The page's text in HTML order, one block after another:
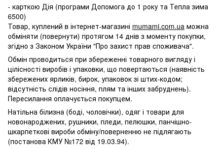
- карткою Дія (програми Допомога до 1 року та Тепла зима
6500)
Товар, куплений в інтернет-магазині mumami.com.ua можна
обміняти (повернути) протягом 14 днів з моменту покупки,
згідно з Законом України "Про захист прав споживача".
Обмін проводиться при збереженні товарного вигляду і
цілісності виробів і упаковки, що повертаються (наявність
збережених ярликів, бирок, упаковок зі штих-кодом;
відсутність слідів носіння, плям та інших забруднень).
Пересилання оплачується покупцем.
Натільна білизна (боді, чоловічки), одяг і товари для
новонароджених, рушники, пледи, пелюшки, панчішно-
шкарпеткові вироби обміну/поверненню не підлягають
(постанова КМУ №172 від 19.03.94).